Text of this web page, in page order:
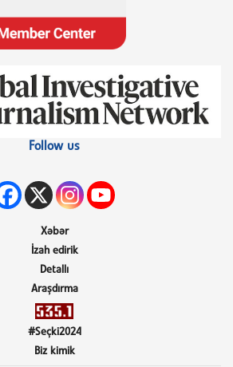
Follow us
Xəbər
İzah edirik
Detallı
Araşdırma
#Seçki2024
Biz kimik